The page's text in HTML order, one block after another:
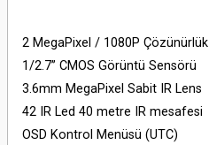
2 MegaPixel / 1080P Çözünürlük
1/2.7’’ CMOS Görüntü Sensörü
3.6mm MegaPixel Sabit IR Lens
42 IR Led 40 metre IR mesafesi
OSD Kontrol Menüsü (UTC)